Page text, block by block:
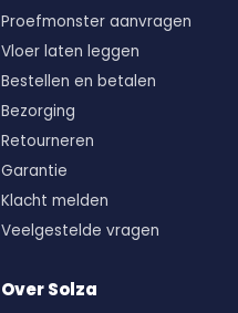
Proefmonster aanvragen
Vloer laten leggen
Bestellen en betalen
Bezorging
Retourneren
Garantie
Klacht melden
Veelgestelde vragen
Over Solza